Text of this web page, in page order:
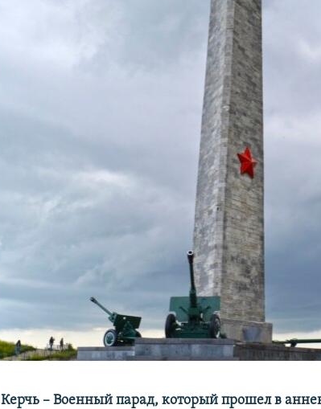
Керчь – Военный парад, который прошел в